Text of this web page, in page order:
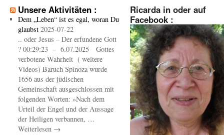
Unsere Aktivitäten :
Dem „Leben“ ist es egal, woran Du
glaubst 2025-07-22
.. oder Jesus – Der erfundene Gott
? 00:29:23 – 6.07.2025 Gottes
verbotene Wahrheit ( weitere
Videos) Baruch Spinoza wurde
1656 aus der jüdischen
Gemeinschaft ausgeschlossen mit
folgenden Worten: »Nach dem
Urteil der Engel und der Aussage
der Heiligen verbannen, …
Weiterlesen →
Ricarda in oder auf
Facebook :